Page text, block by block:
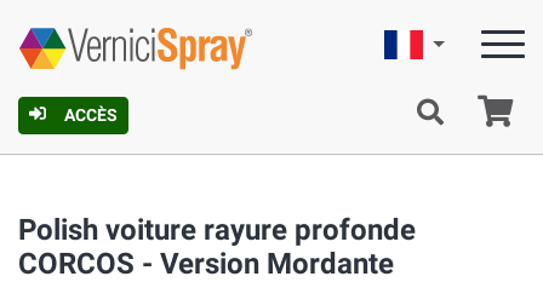
ACCÈS
Française
Polish voiture rayure profonde
CORCOS - Version Mordante